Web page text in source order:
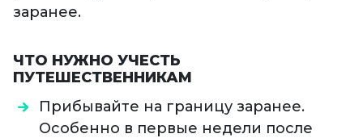
заранее.
ЧТО НУЖНО УЧЕСТЬ
ПУТЕШЕСТВЕННИКАМ
Прибывайте на границу заранее.
Особенно в первые недели после